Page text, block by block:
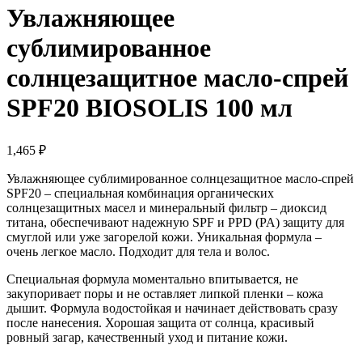
Увлажняющее
сублимированное
солнцезащитное масло-спрей
SPF20 BIOSOLIS 100 мл
1,465 ₽
Увлажняющее сублимированное солнцезащитное масло-спрей
SPF20 – специальная комбинация органических
солнцезащитных масел и минеральный фильтр – диоксид
титана, обеспечивают надежную SPF и PPD (PA) защиту для
смуглой или уже загорелой кожи. Уникальная формула –
очень легкое масло. Подходит для тела и волос.
Специальная формула моментально впитывается, не
закупоривает поры и не оставляет липкой пленки – кожа
дышит. Формула водостойкая и начинает действовать сразу
после нанесения. Хорошая защита от солнца, красивый
ровный загар, качественный уход и питание кожи.